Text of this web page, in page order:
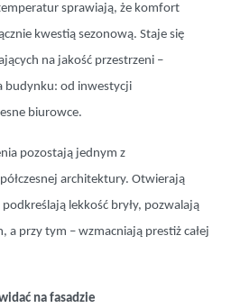
sprawiają, że komfort
kwestią sezonową. Staje się
na jakość przestrzeni –
budynku: od inwestycji
biurowce.
pozostają jednym z
architektury. Otwierają
lekkość bryły, pozwalają
a przy tym – wzmacniają prestiż całej
na fasadzie